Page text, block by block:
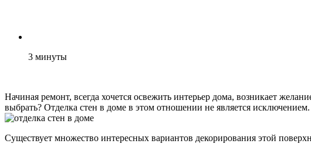
3 минуты
Начиная ремонт, всегда хочется освежить интерьер дома, возникает
выбрать? Отделка стен в доме в этом отношении не является исключением.
Существует множество интересных вариантов декорирования этой